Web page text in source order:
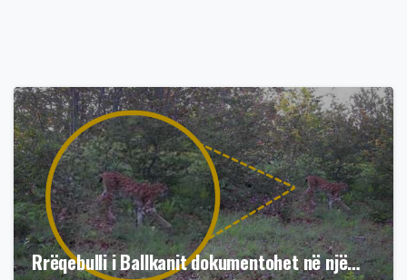
Rrëqebulli i Ballkanit dokumentohet në një…